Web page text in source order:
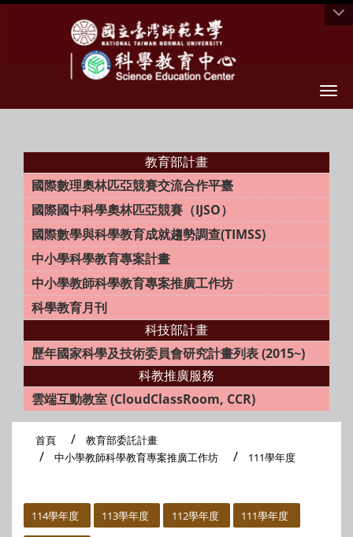
教育部計畫
國際數理奧林匹亞競賽交流合作平臺
國際國中科學奧林匹亞競賽（IJSO）
國際數學與科學教育成就趨勢調查(TIMSS)
中小學科學教育專案計畫
中小學教師科學教育專案推廣工作坊
科學教育月刊
科技部計畫
歷年國家科學及技術委員會研究計畫列表 (2015~)
科教推廣服務
雲端互動教室 (CloudClassRoom, CCR)
首頁
教育部委託計畫
中小學教師科學教育專案推廣工作坊
111學年度
114學年度 113學年度 112學年度 111學年度